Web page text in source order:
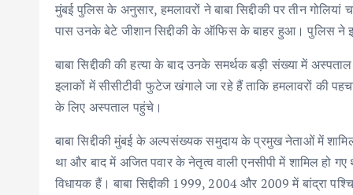
मुंबई पुलिस के अनुसार, हमलावरों ने बाबा सिद्दीकी पर तीन
पास उनके बेटे जीशान सिद्दीकी के ऑफिस के बाहर हुआ। पुलिस ने
बाबा सिद्दीकी की हत्या के बाद उनके समर्थक बड़ी संख्या में
इलाकों में सीसीटीवी फुटेज खंगाले जा रहे हैं ताकि हमलावरों की
के लिए अस्पताल पहुंचे।
बाबा सिद्दीकी मुंबई के अल्पसंख्यक समुदाय के प्रमुख नेताओं में
था और बाद में अजित पवार के नेतृत्व वाली एनसीपी में शामिल हो
विधायक हैं। बाबा सिद्दीकी 1999, 2004 और 2009 में बांद्रा